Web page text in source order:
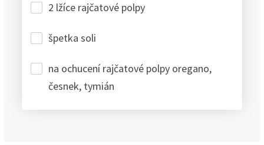
2 lžíce rajčatové polpy
špetka soli
na ochucení rajčatové polpy oregano,
česnek, tymián